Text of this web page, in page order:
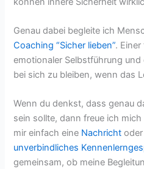
Genau dabei begleite ich
Coaching “Sicher lieben”.
emotionaler Selbstführung
bei sich zu bleiben, wenn das
Wenn du denkst, dass genau
sein sollte, dann freue ich
mir einfach eine Nachricht
unverbindliches
gemeinsam, ob meine